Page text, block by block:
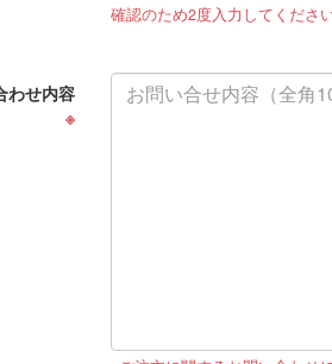
確認のため2度入力してください
わせ内容
※